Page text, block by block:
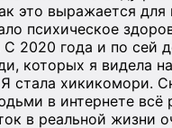
это выражается для
психическое
2020 года и по сей
которых я видела
стала хикикомори.
в интернете
в реальной жизни